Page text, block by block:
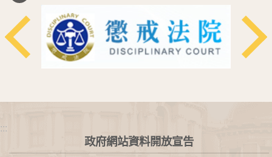
:::
政府網站資料開放宣告